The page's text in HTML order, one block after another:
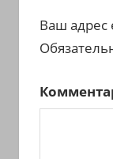
Ваш адрес